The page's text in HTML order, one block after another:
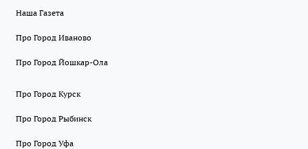
Наша Газета
Про Город Иваново
Про Город Йошкар-Ола
Про Город Курск
Про Город Рыбинск
Про Город Уфа